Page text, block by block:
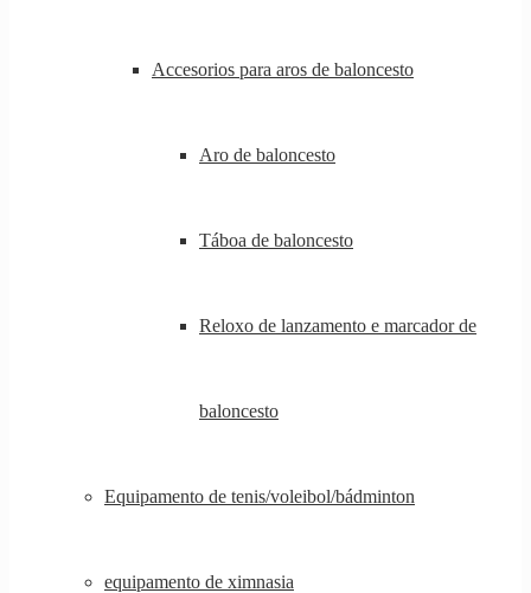
Accesorios para aros de baloncesto
Aro de baloncesto
Táboa de baloncesto
Reloxo de lanzamento e marcador de
baloncesto
Equipamento de tenis/voleibol/bádminton
equipamento de ximnasia